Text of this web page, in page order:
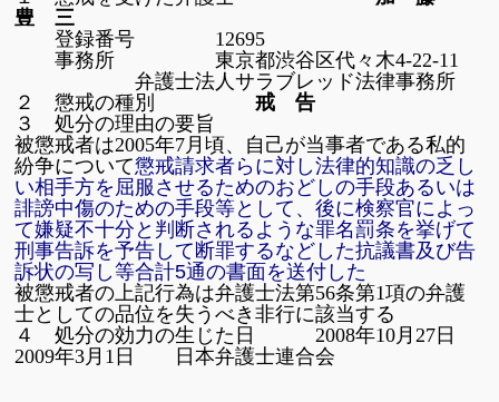
豊 三
登録番号 12695
事務所 東京都渋谷区代々木4-22-11
弁護士法人サラブレッド法律事務所
２ 懲戒の種別戒 告
３ 処分の理由の要旨
被懲戒者は2005年7月頃、自己が当事者である私的
紛争について懲戒請求者らに対し法律的知識の乏し
い相手方を屈服させるためのおどしの手段あるいは
誹謗中傷のための手段等として、後に検察官によっ
て嫌疑不十分と判断されるような罪名罰条を挙げて
刑事告訴を予告して断罪するなどした抗議書及び告
訴状の写し等合計5通の書面を送付した
被懲戒者の上記行為は弁護士法第56条第1項の弁護
士としての品位を失うべき非行に該当する
４ 処分の効力の生じた日 2008年10月27日
2009年3月1日 日本弁護士連合会